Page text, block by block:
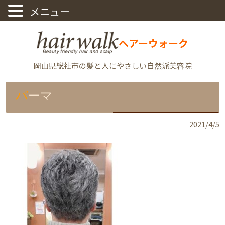
ヘアーウォーク
岡山県総社市の髪と人にやさしい自然派美容院
パーマ
2021/4/5